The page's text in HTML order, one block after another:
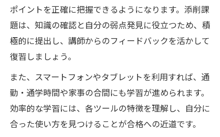
ポイントを正確に把握できるようになります。添削課
題は、知識の確認と自分の弱点発見に役立つため、積
極的に提出し、講師からのフィードバックを活かして
復習しましょう。
また、スマートフォンやタブレットを利用すれば、通
勤・通学時間や家事の合間にも学習が進められます。
効率的な学習には、各ツールの特徴を理解し、自分に
合った使い方を見つけることが合格への近道です。